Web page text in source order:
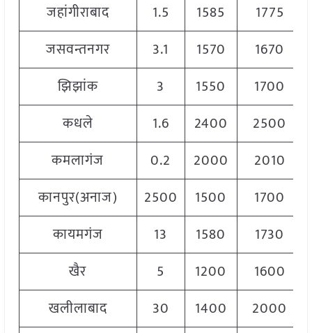
जहांगीराबाद
1.5 1585 1775
जसवन्तनगर
3.1 1570 1670
झिझांक
3 1550
1700
कधले
1.6 2400 2500
कमलागंज
0.2 2000 2010
कानपुर(अनाज)
2500 1500 1700
कायमगंज
13 1580 1730
खैर
5 1200 1600
खलीलाबाद
30 1400 2000